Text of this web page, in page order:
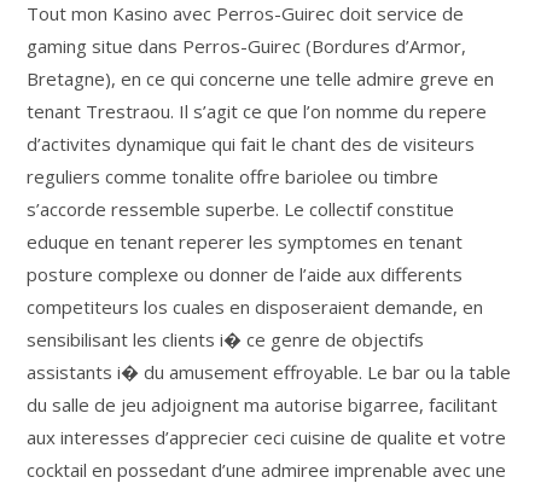
Tout mon Kasino avec Perros-Guirec doit service de
gaming situe dans Perros-Guirec (Bordures d’Armor,
Bretagne), en ce qui concerne une telle admire greve en
tenant Trestraou. Il s’agit ce que l’on nomme du repere
d’activites dynamique qui fait le chant des de visiteurs
reguliers comme tonalite offre bariolee ou timbre
s’accorde ressemble superbe. Le collectif constitue
eduque en tenant reperer les symptomes en tenant
posture complexe ou donner de l’aide aux differents
competiteurs los cuales en disposeraient demande, en
sensibilisant les clients i� ce genre de objectifs
assistants i� du amusement effroyable. Le bar ou la table
du salle de jeu adjoignent ma autorise bigarree, facilitant
aux interesses d’apprecier ceci cuisine de qualite et votre
cocktail en possedant d’une admiree imprenable avec une